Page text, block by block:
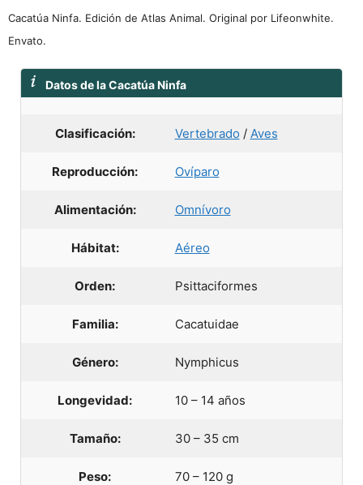
Cacatúa Ninfa. Edición de Atlas Animal. Original por Lifeonwhite.
Envato.
Datos de la Cacatúa Ninfa
Clasificación: Vertebrado / Aves
Reproducción: Ovíparo
Alimentación: Omnívoro
Hábitat: Aéreo
Orden: Psittaciformes
Familia: Cacatuidae
Género: Nymphicus
Longevidad: 10 – 14 años
Tamaño: 30 – 35 cm
Peso: 70 – 120 g